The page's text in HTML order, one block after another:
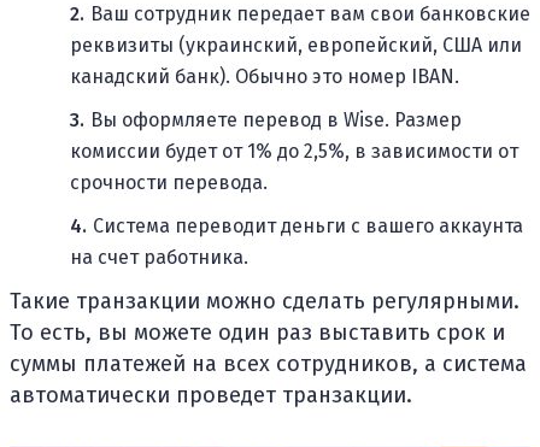
Ваш сотрудник передает вам свои банковские
реквизиты (украинский, европейский, США или
канадский банк). Обычно это номер IBAN.
Вы оформляете перевод в Wise. Размер
комиссии будет от 1% до 2,5%, в зависимости от
срочности перевода.
Система переводит деньги с вашего аккаунта
на счет работника.
Такие транзакции можно сделать регулярными.
То есть, вы можете один раз выставить срок и
суммы платежей на всех сотрудников, а система
автоматически проведет транзакции.